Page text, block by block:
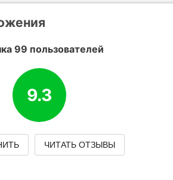
99 пользователей
9.3
ЧИТАТЬ ОТЗЫВЫ